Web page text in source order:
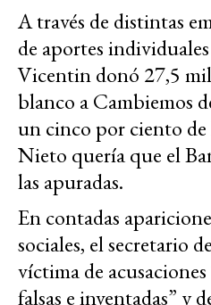
A través de distintas
de aportes
Vicentin donó 27,5
blanco a Cambiemos
un cinco por ciento
Nieto quería que el
las apuradas.
En contadas
sociales, el secretario
víctima de
falsas e inventadas” y